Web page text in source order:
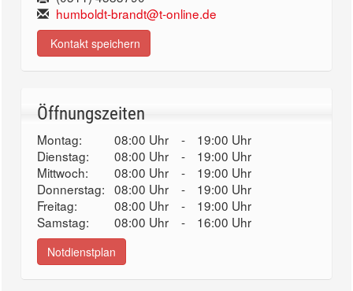
humboldt-brandt@t-online.de
Kontakt speichern
Öffnungszeiten
Montag: 08:00 Uhr -
19:00 Uhr
Dienstag:
08:00 Uhr -
19:00 Uhr
Mittwoch:
08:00 Uhr -
19:00 Uhr
Donnerstag: 08:00 Uhr -
19:00 Uhr
Freitag:
08:00 Uhr -
19:00 Uhr
Samstag:
08:00 Uhr - 16:00 Uhr
Notdienstplan